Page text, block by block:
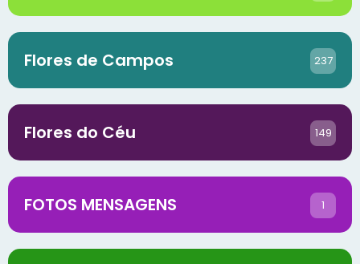
Flores de Campos 237
Flores do Céu 149
FOTOS MENSAGENS 1